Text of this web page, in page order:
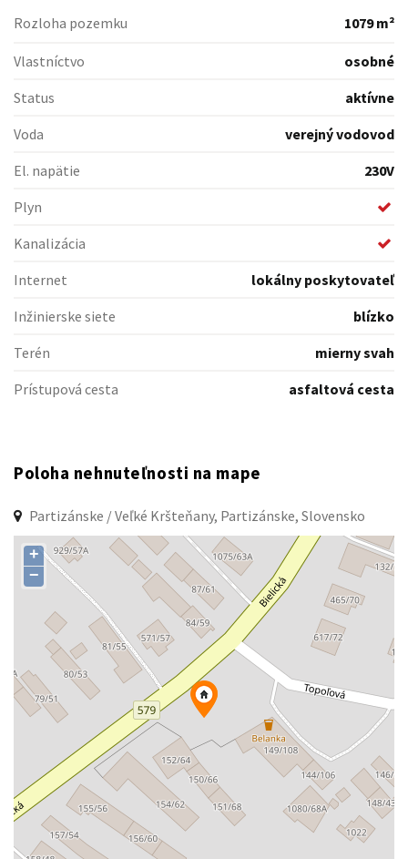
Rozloha pozemku 1079 m²
Vlastníctvo
osobné
Status
aktívne
Voda
verejný vodovod
El. napätie
230V
Plyn
Kanalizácia
Internet
lokálny poskytovateľ
Inžinierske siete
blízko
Terén
mierny svah
Prístupová cesta
asfaltová cesta
Poloha nehnuteľnosti na mape
Partizánske / Veľké Kršteňany, Partizánske, Slovensko
+
−